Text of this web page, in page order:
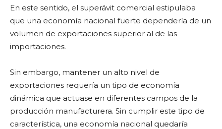
En este sentido, el superávit comercial estipulaba
que una economía nacional fuerte dependería de un
volumen de exportaciones superior al de las
importaciones.
Sin embargo, mantener un alto nivel de
exportaciones requería un tipo de economía
dinámica que actuase en diferentes campos de la
producción manufacturera. Sin cumplir este tipo de
característica, una economía nacional quedaría